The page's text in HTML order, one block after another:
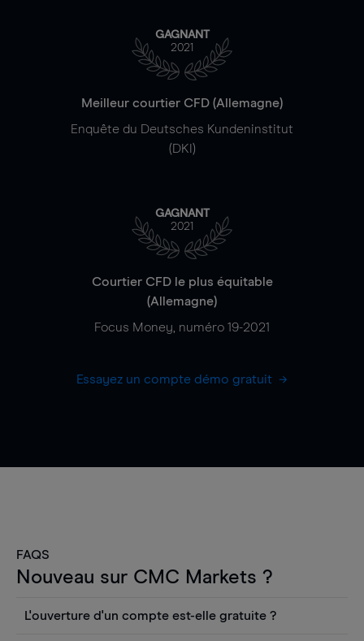
GAGNANT
2021
Meilleur courtier CFD (Allemagne)
Enquête du Deutsches Kundeninstitut
(DKI)
GAGNANT
2021
Courtier CFD le plus équitable
(Allemagne)
Focus Money, numéro 19-2021
Essayez un compte démo gratuit
FAQS
Nouveau sur CMC Markets ?
L'ouverture d'un compte est-elle gratuite ?